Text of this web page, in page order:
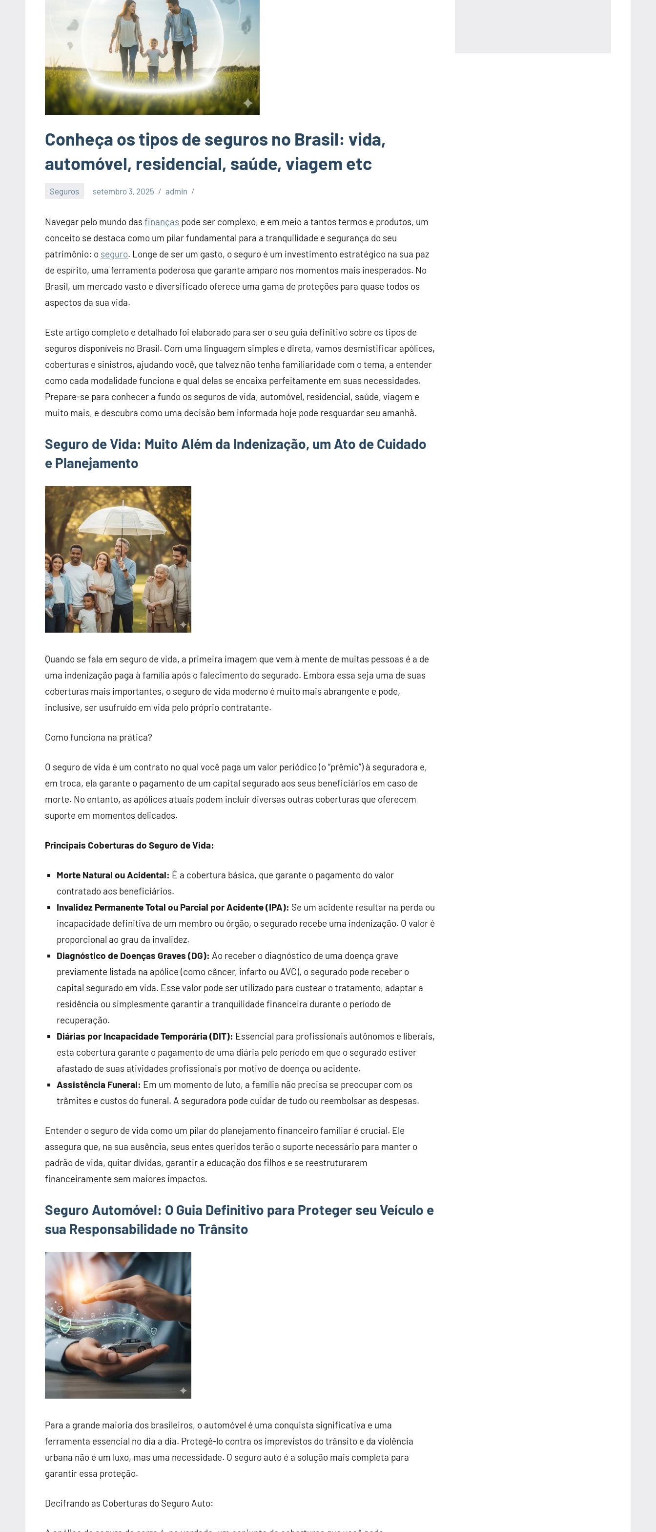
Conheça os tipos de seguros no Brasil: vida,
automóvel, residencial, saúde, viagem etc
Seguros setembro 3, 2025 admin
Navegar pelo mundo dasfinanças pode ser complexo, e em meio a tantos termos e produtos, um
conceito se destaca como um pilar fundamental para a tranquilidade e segurança do seu
patrimônio: o seguro. Longe de ser um gasto, o seguro é um investimento estratégico na sua paz
de espírito, uma ferramenta poderosa que garante amparo nos momentos mais inesperados. No
Brasil, um mercado vasto e diversificado oferece uma gama de proteções para quase todos os
aspectos da sua vida.
Este artigo completo e detalhado foi elaborado para ser o seu guia definitivo sobre os tipos de
seguros disponíveis no Brasil. Com uma linguagem simples e direta, vamos desmistificar apólices,
coberturas e sinistros, ajudando você, que talvez não tenha familiaridade com o tema, a entender
como cada modalidade funciona e qual delas se encaixa perfeitamente em suas necessidades.
Prepare-se para conhecer a fundo os seguros de vida, automóvel, residencial, saúde, viagem e
muito mais, e descubra como uma decisão bem informada hoje pode resguardar seu amanhã.
Seguro de Vida: Muito Além da Indenização, um Ato de Cuidado
e Planejamento
Quando se fala em seguro de vida, a primeira imagem que vem à mente de muitas pessoas é a de
uma indenização paga à família após o falecimento do segurado. Embora essa seja uma de suas
coberturas mais importantes, o seguro de vida moderno é muito mais abrangente e pode,
inclusive, ser usufruído em vida pelo próprio contratante.
Como funciona na prática?
O seguro de vida é um contrato no qual você paga um valor periódico (o “prêmio”) à seguradora e,
em troca, ela garante o pagamento de um capital segurado aos seus beneficiários em caso de
morte. No entanto, as apólices atuais podem incluir diversas outras coberturas que oferecem
suporte em momentos delicados.
Principais Coberturas do Seguro de Vida:
Morte Natural ou Acidental: É a cobertura básica, que garante o pagamento do valor
contratado aos beneficiários.
Invalidez Permanente Total ou Parcial por Acidente (IPA): Se um acidente resultar na perda ou
incapacidade definitiva de um membro ou órgão, o segurado recebe uma indenização. O valor é
proporcional ao grau da invalidez.
Diagnóstico de Doenças Graves (DG): Ao receber o diagnóstico de uma doença grave
previamente listada na apólice (como câncer, infarto ou AVC), o segurado pode receber o
capital segurado em vida. Esse valor pode ser utilizado para custear o tratamento, adaptar a
residência ou simplesmente garantir a tranquilidade financeira durante o período de
recuperação.
Diárias por Incapacidade Temporária (DIT): Essencial para profissionais autônomos e liberais,
esta cobertura garante o pagamento de uma diária pelo período em que o segurado estiver
afastado de suas atividades profissionais por motivo de doença ou acidente.
Assistência Funeral: Em um momento de luto, a família não precisa se preocupar com os
trâmites e custos do funeral. A seguradora pode cuidar de tudo ou reembolsar as despesas.
Entender o seguro de vida como um pilar do planejamento financeiro familiar é crucial. Ele
assegura que, na sua ausência, seus entes queridos terão o suporte necessário para manter o
padrão de vida, quitar dívidas, garantir a educação dos filhos e se reestruturarem
financeiramente sem maiores impactos.
Seguro Automóvel: O Guia Definitivo para Proteger seu Veículo e
sua Responsabilidade no Trânsito
Para a grande maioria dos brasileiros, o automóvel é uma conquista significativa e uma
ferramenta essencial no dia a dia. Protegê-lo contra os imprevistos do trânsito e da violência
urbana não é um luxo, mas uma necessidade. O seguro auto é a solução mais completa para
garantir essa proteção.
Decifrando as Coberturas do Seguro Auto: